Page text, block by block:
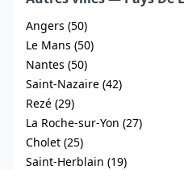
Angers (50)
Le Mans (50)
Nantes (50)
Saint-Nazaire (42)
Rezé (29)
La Roche-sur-Yon (27)
Cholet (25)
Saint-Herblain (19)